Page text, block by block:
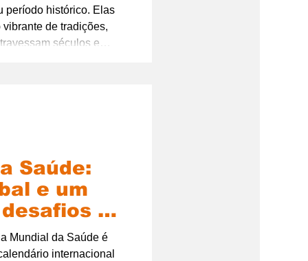
período histórico. Elas
de tradições,
séculos e
Saúde:
e um
e
Mundial da Saúde é
internacional